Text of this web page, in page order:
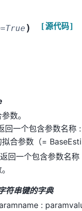
=True ) [源代码]
数。
回一个包含参数名称
拟合参数（=
回一个包含参数名
符串键的字典
: